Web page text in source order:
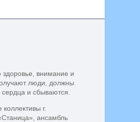
внимание и
люди, должны
сердца и сбываются.
г.
ансамбль